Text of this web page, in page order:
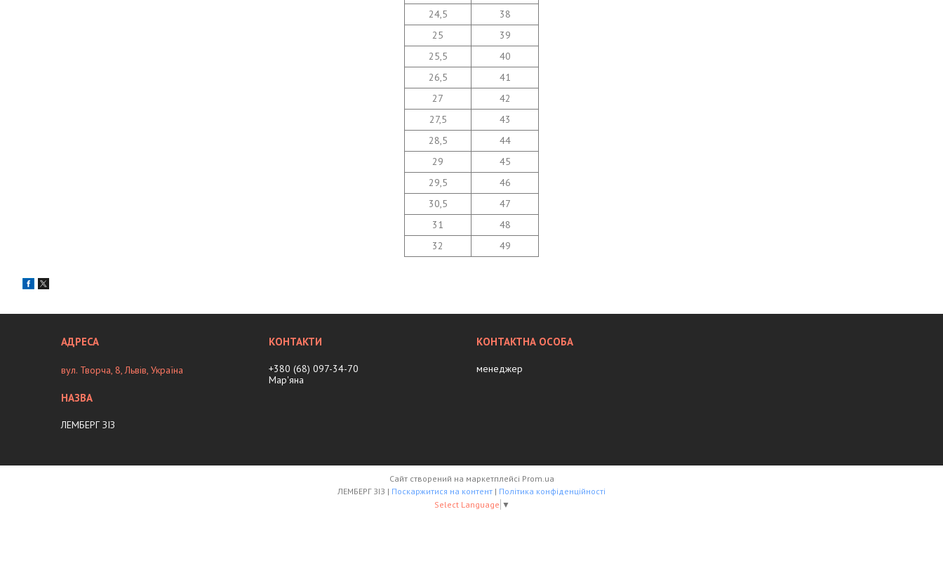
24,5
38
25
39
25,5
40
26,5
41
27
42
27,5
43
28,5
44
29
45
29,5
46
30,5
47
31
48
32
49
вул. Творча, 8, Львів, Україна
ЛЕМБЕРГ ЗІЗ
+380 (68) 097-34-70
Мар'яна
менеджер
Сайт створений на маркетплейсі Prom.ua
ЛЕМБЕРГ ЗІЗ | Поскаржитися на контент | Політика конфіденційності
Select Language ▼